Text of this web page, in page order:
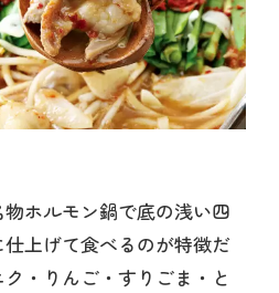
ホルモン鍋で底の浅い四
上げて食べるのが特徴だ
・りんご・すりごま・と